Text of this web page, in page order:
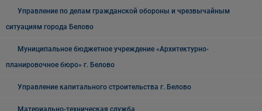
Управление по делам гражданской обороны и чрезвычайным
ситуациям города Белово
Муниципальное бюджетное учреждение «Архитектурно-
планировочное бюро» г. Белово
Управление капитального строительства г. Белово
Материально-техническая служба